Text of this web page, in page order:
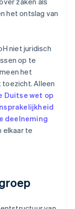
het ontslag van
niet juridisch
op te
het
Alleen
Duitse wet op
deelneming
elkaar te